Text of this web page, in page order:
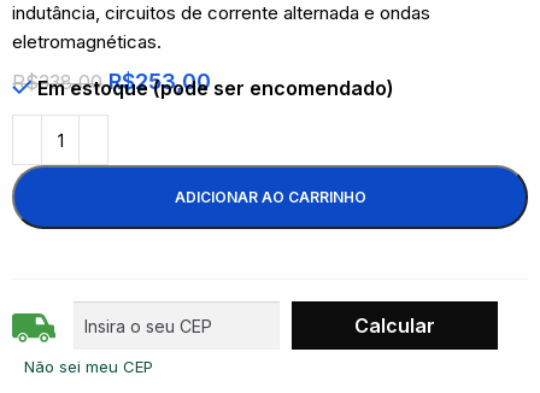
indutância, circuitos de corrente alternada e ondas
eletromagnéticas.
R$338,00 R$253,00
Em estoque (pode ser encomendado)
ADICIONAR AO CARRINHO
Não sei meu CEP